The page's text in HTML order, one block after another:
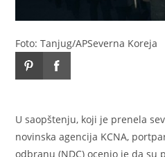
Foto: Tanjug/APSeverna Koreja
U saopštenju, koji je prenela
novinska agencija KCNA,
odbranu (NDC) ocenio je da su